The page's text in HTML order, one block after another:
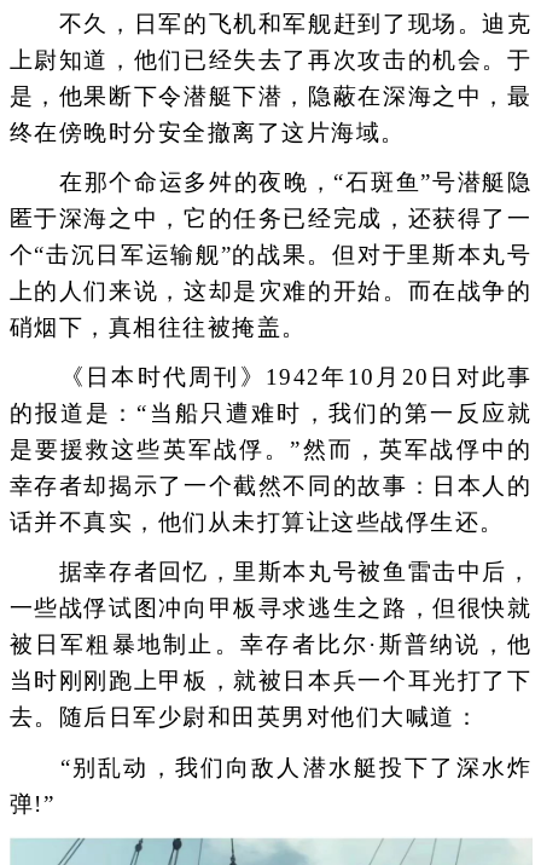
不久，日军的飞机和军舰赶到了现场。迪克
上尉知道，他们已经失去了再次攻击的机会。于
是，他果断下令潜艇下潜，隐蔽在深海之中，最
终在傍晚时分安全撤离了这片海域。
在那个命运多舛的夜晚，“石斑鱼”号潜艇隐
匿于深海之中，它的任务已经完成，还获得了一
个“击沉日军运输舰”的战果。但对于里斯本丸号
上的人们来说，这却是灾难的开始。而在战争的
硝烟下，真相往往被掩盖。
《日本时代周刊》1942年10月20日对此事
的报道是：“当船只遭难时，我们的第一反应就
是要援救这些英军战俘。”然而，英军战俘中的
幸存者却揭示了一个截然不同的故事：日本人的
话并不真实，他们从未打算让这些战俘生还。
据幸存者回忆，里斯本丸号被鱼雷击中后，
一些战俘试图冲向甲板寻求逃生之路，但很快就
被日军粗暴地制止。幸存者比尔·斯普纳说，他
当时刚刚跑上甲板，就被日本兵一个耳光打了下
去。随后日军少尉和田英男对他们大喊道：
“别乱动，我们向敌人潜水艇投下了深水炸
弹!”